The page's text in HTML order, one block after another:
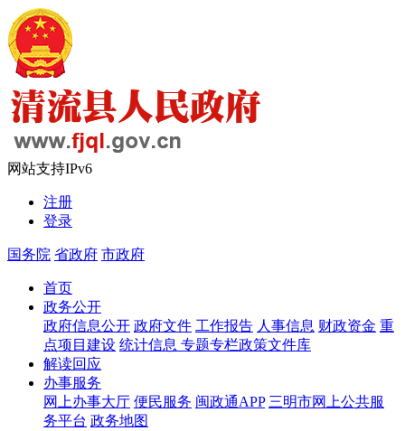
网站支持IPv6
注册
登录
国务院 省政府 市政府
首页
政务公开
政府信息公开 政府文件 工作报告 人事信息 财政资金 重
点项目建设 统计信息 专题专栏政策文件库
解读回应
办事服务
网上办事大厅 便民服务 闽政通APP 三明市网上公共服
务平台 政务地图